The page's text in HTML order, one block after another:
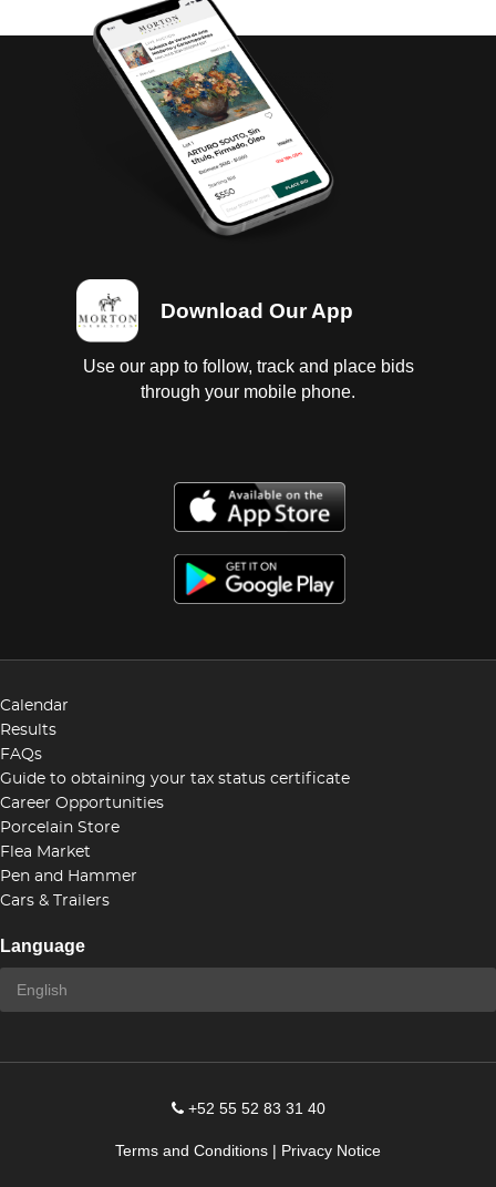
Condition
Ubicación: CD MANTE TALLER EXTERNO;
Observaciones: Chasis Caja, Nissan, D22 Daño en
motor amarrado, transmisión dañada, bomba de
agua radiador, faros dañados, asiento cabina
desgastado, llantas lisas, sin espejos laterales,
bomba clutch, frenos, marcha, palanca velocidades
dañada, batería dañada, diferencial ruido, daño en
con fugas de aceite, sin transmision, bateria dañada,
frenos delanteros desarmados incompletos, sin
cardan, computadora desmontada, desclochada, sin
llave, interiores dañados, vestiduras regulares,
instrumentos sin probar, carroceria con golpes
Download Our App
Use our app to follow, track and place bids
through your mobile phone.
Calendar
Results
FAQs
Guide to obtaining your tax status certificate
Career Opportunities
Porcelain Store
Flea Market
Pen and Hammer
Cars & Trailers
Language
+52 55 52 83 31 40
Terms and Conditions | Privacy Notice